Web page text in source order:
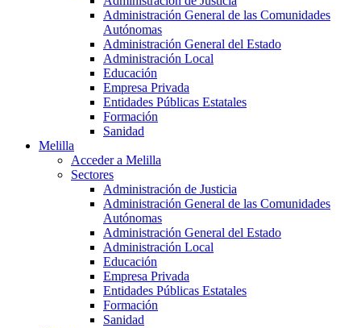
Administración General de las Comunidades
Autónomas
Administración General del Estado
Administración Local
Educación
Empresa Privada
Entidades Públicas Estatales
Formación
Sanidad
Melilla
Acceder a Melilla
Sectores
Administración de Justicia
Administración General de las Comunidades
Autónomas
Administración General del Estado
Administración Local
Educación
Empresa Privada
Entidades Públicas Estatales
Formación
Sanidad